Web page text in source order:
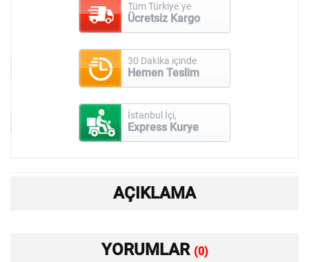
Tüm Türkiye`ye
Ücretsiz Kargo
30 Dakika içinde
Hemen Teslim
İstanbul İçi,
Express Kurye
AÇIKLAMA
YORUMLAR (0)